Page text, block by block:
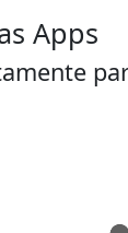
Apps